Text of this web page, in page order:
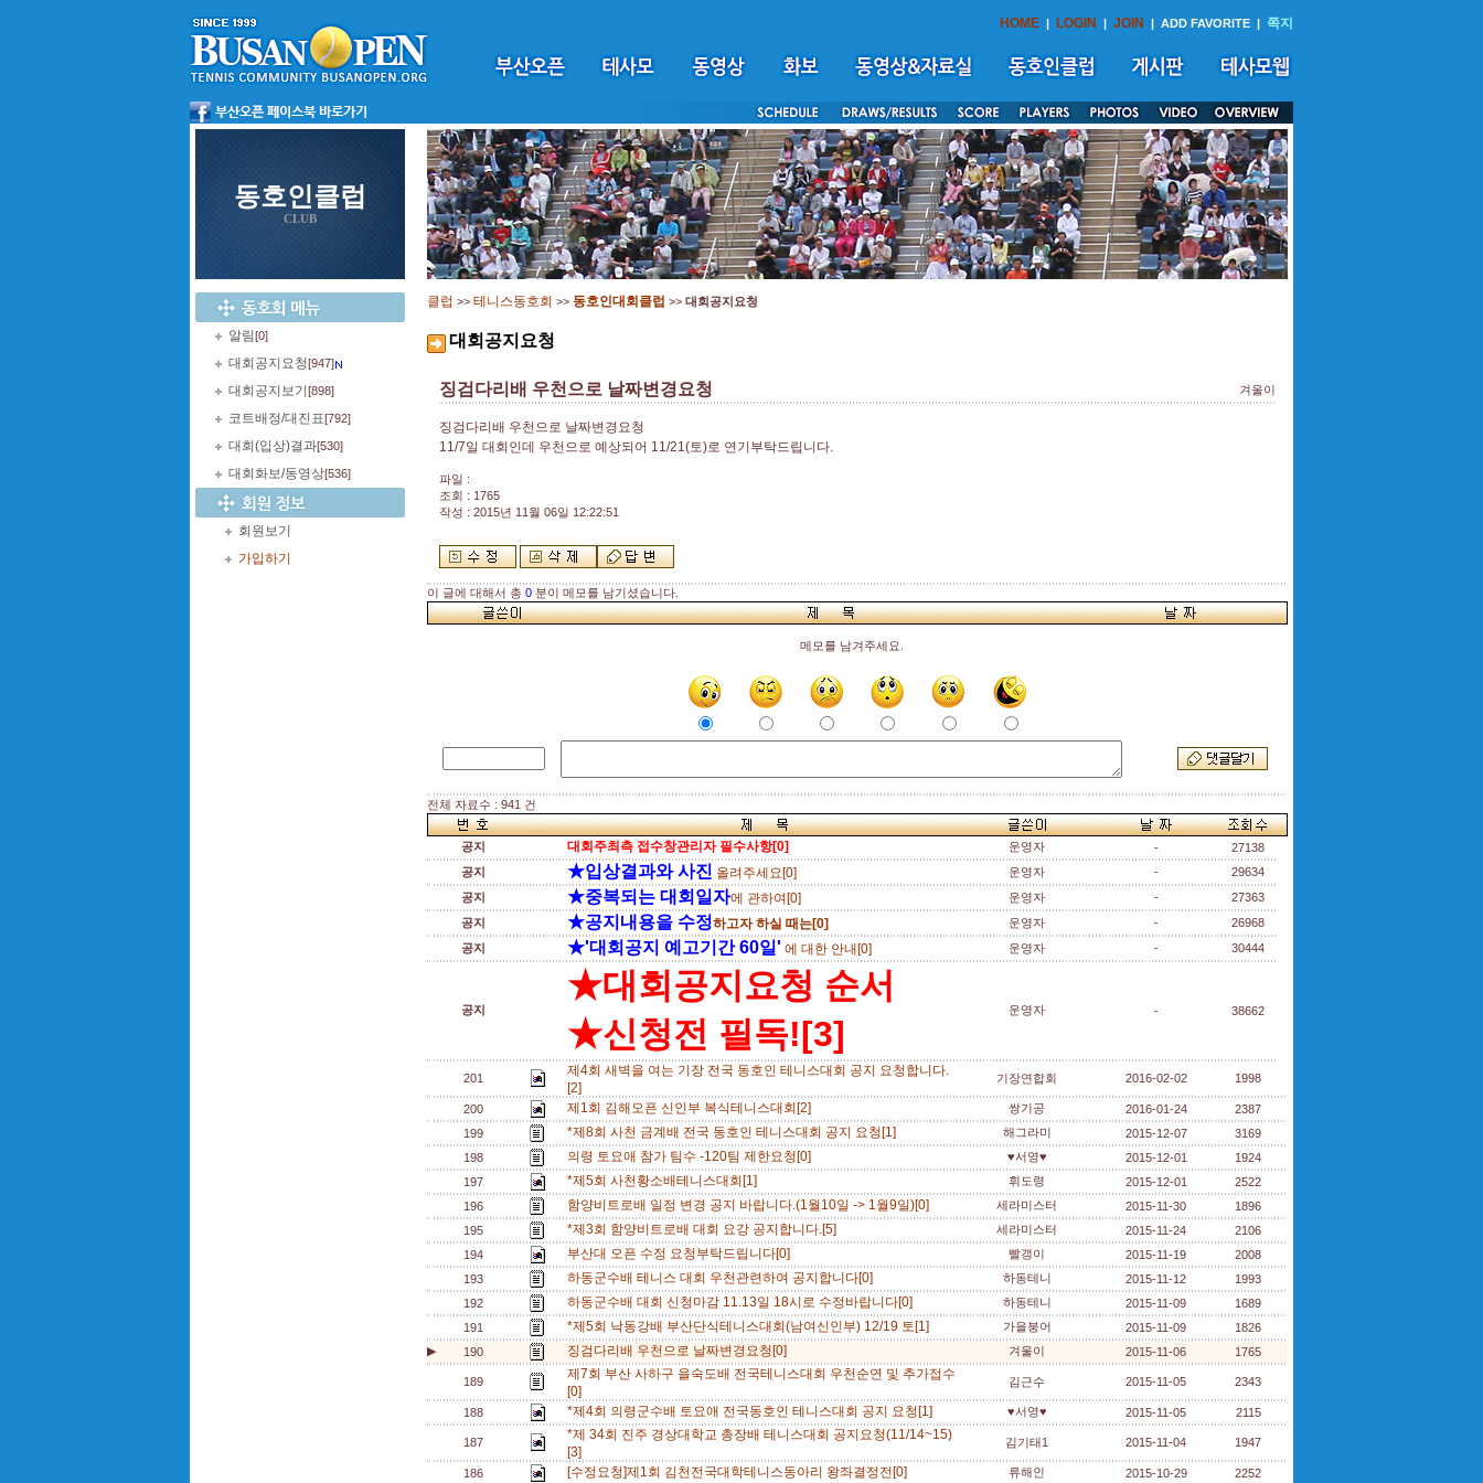
HOME | LOGIN | JOIN | ADD FAVORITE | 쪽지
동호인클럽
CLUB
알림[0]
대회공지요청[947]
대회공지보기 [898]
코트배정/대진표[792]
대회(입상)결과[530]
대회화보/동영상[536]
회원보기
가입하기
클럽 >> 테니스동호회 >> 동호인대회클럽 >> 대회공지요청
대회공지요청
징검다리배 우천으로 날짜변경요청 겨울이
징검다리배 우천으로 날짜변경요청
11/7일 대회인데 우천으로 예상되어 11/21(토)로 연기부탁드립니다.
파일 :
조회 : 1765
작성 : 2015년 11월 06일 12:22:51
이 글에 대해서 총 0 분이 메모를 남기셨습니다.
메모를 남겨주세요.
전체 자료수 : 941 건
공지 대회주최측 접수창관리자 필수사항[0] 운영자 -
27138
공지
★입상결과와 사진 올려주세요[0] 운영자 -
29634
공지
★중복되는 대회일자에 관하여[0] 운영자 -
27363
공지
★공지내용을 수정하고자 하실 때는[0] 운영자 -
26968
공지
★'대회공지 예고기간 60일' 에 대한 안내[0] 운영자 - 30444
공지
★대회공지요청 순서
★신청전 필독![3]
운영자 - 38662
201
제4회 새벽을 여는 기장 전국 동호인 테니스대회 공지 요청합니다.
[2]
기장연합회 2016-02-02 1998
200 제1회 김해오픈 신인부 복식테니스대회[2] 쌍기공 2016-01-24
2387
199
*제8회 사천 금계배 전국 동호인 테니스대회 공지 요청[1] 해그라미 2015-12-07
3169
198
의령 토요애 참가 팀수 -120팀 제한요청[0] ♥서영♥ 2015-12-01
1924
197
*제5회 사천황소배테니스대회[1] 휘도령 2015-12-01
2522
196
함양비트로배 일정 변경 공지 바랍니다.(1월10일 -> 1월9일)[0] 세라미스터 2015-11-30
1896
195
*제3회 함양비트로배 대회 요강 공지합니다.[5] 세라미스터 2015-11-24
2106
194
부산대 오픈 수정 요청부탁드립니다[0] 빨갱이 2015-11-19
2008
193
하동군수배 테니스 대회 우천관련하여 공지합니다[0] 하동테니 2015-11-12
1993
192
하동군수배 대회 신청마감 11.13일 18시로 수정바랍니다[0] 하동테니 2015-11-09
1689
191
*제5회 낙동강배 부산단식테니스대회(남여신인부) 12/19 토[1] 가을붕어 2015-11-09
1826
▶
190 징검다리배 우천으로 날짜변경요청[0] 겨울이 2015-11-06 1765
189
제7회 부산 사하구 을숙도배 전국테니스대회 우천순연 및 추가접수
[0]
김근수 2015-11-05 2343
188 *제4회 의령군수배 토요애 전국동호인 테니스대회 공지 요청[1] ♥서영♥ 2015-11-05 2115
187
*제 34회 진주 경상대학교 총장배 테니스대회 공지요청(11/14~15)
[3]
김기태1 2015-11-04 1947
186 [수정요청]제1회 김천전국대학테니스동아리 왕좌결정전[0] 류해인 2015-10-29 2252